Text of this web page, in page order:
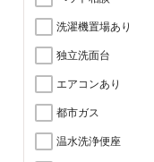
洗濯機置場あり
独立洗面台
エアコンあり
都市ガス
温水洗浄便座